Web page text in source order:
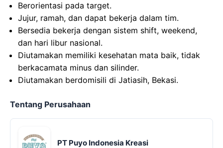
Berorientasi pada target.
Jujur, ramah, dan dapat bekerja dalam tim.
Bersedia bekerja dengan sistem shift, weekend,
dan hari libur nasional.
Diutamakan memiliki kesehatan mata baik, tidak
berkacamata minus dan silinder.
Diutamakan berdomisili di Jatiasih, Bekasi.
Tentang Perusahaan
PT Puyo Indonesia Kreasi